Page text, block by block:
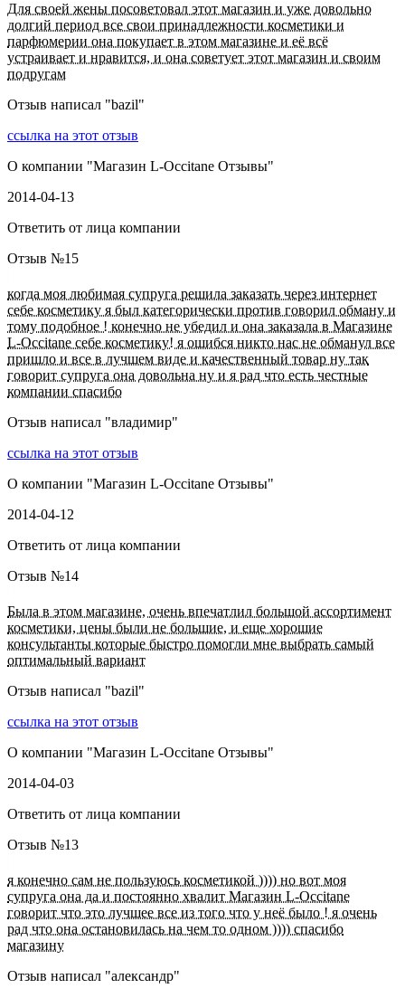
Для своей жены посоветовал этот магазин и уже довольно
долгий период все свои принадлежности косметики и
парфюмерии она покупает в этом магазине и её всё
устраивает и нравится, и она советует этот магазин и своим
подругам
Отзыв написал "bazil"
ссылка на этот отзыв
О компании "Магазин L-Occitane Отзывы"
2014-04-13
Ответить от лица компании
Отзыв №15
когда моя любимая супруга решила заказать через интернет
себе косметику я был категорически против говорил обману и
тому подобное ! конечно не убедил и она заказала в Магазине
L-Occitane себе косметику! я ошибся никто нас не обманул все
пришло и все в лучшем виде и качественный товар ну так
говорит супруга она довольна ну и я рад что есть честные
компании спасибо
Отзыв написал "владимир"
ссылка на этот отзыв
О компании "Магазин L-Occitane Отзывы"
2014-04-12
Ответить от лица компании
Отзыв №14
Была в этом магазине, очень впечатлил большой ассортимент
косметики, цены были не большие, и еще хорошие
консультанты которые быстро помогли мне выбрать самый
оптимальный вариант
Отзыв написал "bazil"
ссылка на этот отзыв
О компании "Магазин L-Occitane Отзывы"
2014-04-03
Ответить от лица компании
Отзыв №13
я конечно сам не пользуюсь косметикой )))) но вот моя
супруга она да и постоянно хвалит Магазин L-Occitane
говорит что это лучшее все из того что у неё было ! я очень
рад что она остановилась на чем то одном )))) спасибо
магазину
Отзыв написал "александр"